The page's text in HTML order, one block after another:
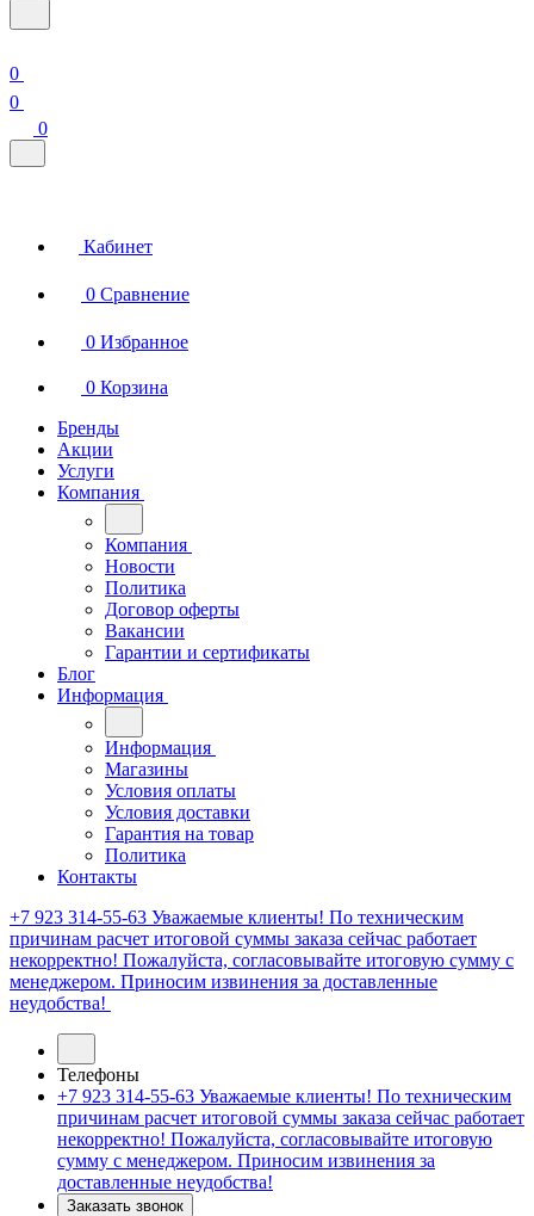
0
0
0
Кабинет
0 Сравнение
0 Избранное
0 Корзина
Бренды
Акции
Услуги
Компания
Компания
Новости
Политика
Договор оферты
Вакансии
Гарантии и сертификаты
Блог
Информация
Информация
Магазины
Условия оплаты
Условия доставки
Гарантия на товар
Политика
Контакты
+7 923 314-55-63 Уважаемые клиенты! По техническим
причинам расчет итоговой суммы заказа сейчас работает
некорректно! Пожалуйста, согласовывайте итоговую сумму с
менеджером. Приносим извинения за доставленные
неудобства!
Телефоны
+7 923 314-55-63 Уважаемые клиенты! По техническим
причинам расчет итоговой суммы заказа сейчас работает
некорректно! Пожалуйста, согласовывайте итоговую
сумму с менеджером. Приносим извинения за
доставленные неудобства!
Заказать звонок